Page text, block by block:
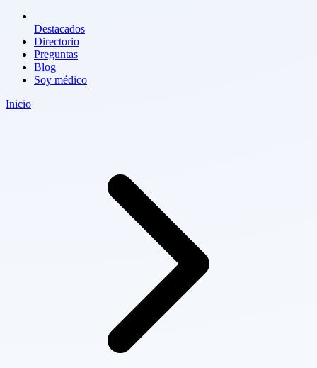
Destacados
Directorio
Preguntas
Blog
Soy médico
Inicio